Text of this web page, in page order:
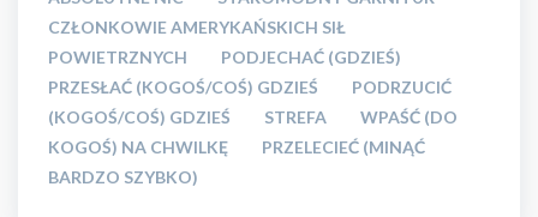
CZŁONKOWIE AMERYKAŃSKICH SIŁ
POWIETRZNYCH
PODJECHAĆ (GDZIEŚ)
PRZESŁAĆ (KOGOŚ/COŚ) GDZIEŚ
PODRZUCIĆ
(KOGOŚ/COŚ) GDZIEŚ
STREFA
WPAŚĆ (DO
KOGOŚ) NA CHWILKĘ
PRZELECIEĆ (MINĄĆ
BARDZO SZYBKO)